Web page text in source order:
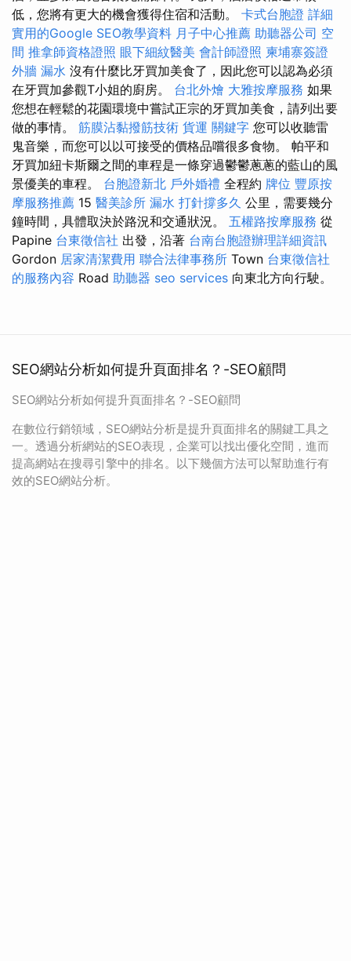
低，您將有更大的機會獲得住宿和活動。 卡式台胞證 詳細
實用的Google SEO教學資料 月子中心推薦 助聽器公司 空
間 推拿師資格證照 眼下細紋醫美 會計師證照 柬埔寨簽證
外牆 漏水 沒有什麼比牙買加美食了，因此您可以認為必須
在牙買加參觀T小姐的廚房。 台北外燴 大雅按摩服務 如果
您想在輕鬆的花園環境中嘗試正宗的牙買加美食，請列出要
做的事情。 筋膜沾黏撥筋技術 貨運 關鍵字 您可以收聽雷
鬼音樂，而您可以以可接受的價格品嚐很多食物。 帕平和
牙買加紐卡斯爾之間的車程是一條穿過鬱鬱蔥蔥的藍山的風
景優美的車程。 台胞證新北 戶外婚禮 全程約 牌位 豐原按
摩服務推薦 15 醫美診所 漏水 打針撐多久 公里，需要幾分
鐘時間，具體取決於路況和交通狀況。 五權路按摩服務 從
Papine 台東徵信社 出發，沿著 台南台胞證辦理詳細資訊
Gordon 居家清潔費用 聯合法律事務所 Town 台東徵信社
的服務內容 Road 助聽器 seo services 向東北方向行駛。
SEO網站分析如何提升頁面排名？-SEO顧問
SEO網站分析如何提升頁面排名？-SEO顧問
在數位行銷領域，SEO網站分析是提升頁面排名的關鍵工具之
一。透過分析網站的SEO表現，企業可以找出優化空間，進而
提高網站在搜尋引擎中的排名。以下幾個方法可以幫助進行有
效的SEO網站分析。